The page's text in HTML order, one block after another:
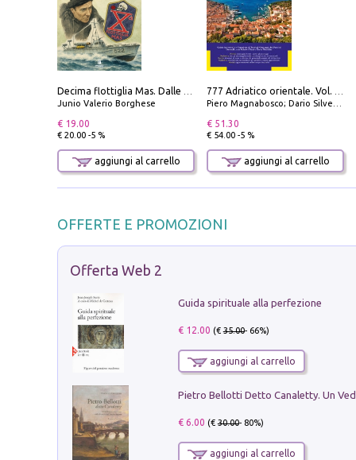
Decima flottiglia Mas. Dalle origini all'armistizio
Junio Valerio Borghese
€ 19.00
€ 20.00 -5 %
aggiungi al carrello
777 Adriatico orientale. Vol. 2: Costa della Dalmazia da Zara a Molunat, Isole della Dalmazia Meridionale e Montenegro
Piero Magnabosco; Dario Silvestro; Marco Sbrizzi
€ 51.30
€ 54.00 -5 %
aggiungi al carrello
OFFERTE E PROMOZIONI
Offerta Web 2
Guida spirituale alla perfezione
€ 12.00 (€35.00- 66%)
aggiungi al carrello
€ 6.00 (€30.00- 80%)
aggiungi al carrello